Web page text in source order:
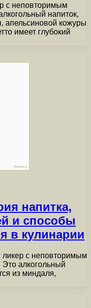
с неповторимым
напиток,
апельсиновой кожуры
имеет глубокий
напитка,
и способы
в кулинарии
ликер с неповторимым
алкогольный
из миндаля,